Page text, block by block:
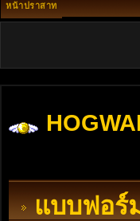
หน้าปราสาท
แบบฟอร์